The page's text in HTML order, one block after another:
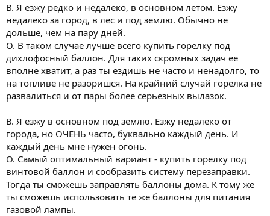
В. Я езжу редко и недалеко, в основном летом. Езжу
недалеко за город, в лес и под землю. Обычно не
дольше, чем на пару дней.
О. В таком случае лучше всего купить горелку под
дихлофосный баллон. Для таких скромных задач ее
вполне хватит, а раз ты ездишь не часто и ненадолго, то
на топливе не разоришся. На крайний случай горелка не
развалиться и от пары более серьезных вылазок.
В. Я езжу в основном под землю. Езжу недалеко от
города, но ОЧЕНЬ часто, буквально каждый день. И
каждый день мне нужен огонь.
О. Самый оптимальный вариант - купить горелку под
винтовой баллон и сообразить систему перезаправки.
Тогда ты сможешь заправлять баллоны дома. К тому же
ты сможешь использовать те же баллоны для питания
газовой лампы.